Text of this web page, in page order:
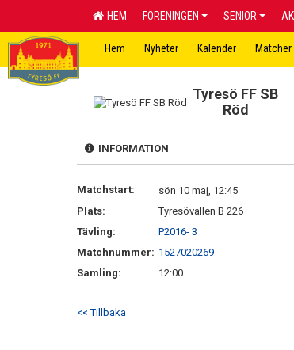
HEM FÖRENINGEN SENIOR
Hem Nyheter Kalender Matcher
Tyresö FF SB
Röd
INFORMATION
Matchstart:
sön 10 maj, 12:45
Plats:
Tyresövallen B 226
Tävling:
P2016- 3
Matchnummer: 1527020269
Samling:
12:00
<< Tillbaka